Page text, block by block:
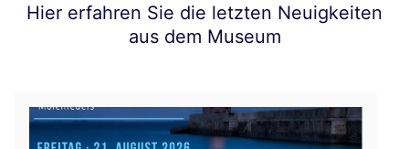
Hier erfahren Sie die letzten Neuigkeiten
aus dem Museum